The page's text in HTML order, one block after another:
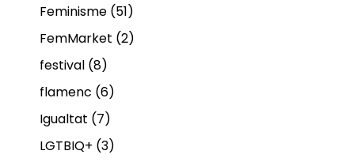
Feminisme (51)
FemMarket (2)
festival (8)
flamenc (6)
Igualtat (7)
LGTBIQ+ (3)